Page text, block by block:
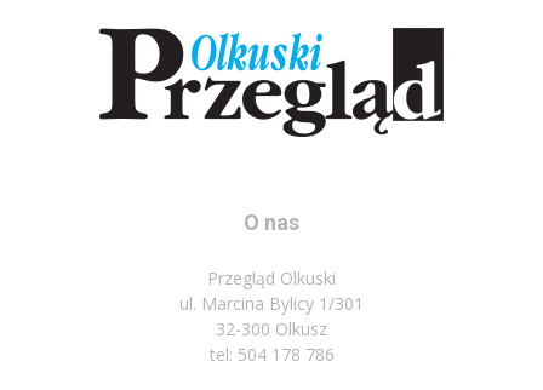
O nas
Przegląd Olkuski
ul. Marcina Bylicy 1/301
32-300 Olkusz
tel: 504 178 786